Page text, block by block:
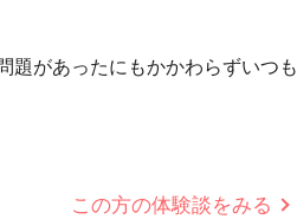
題があったにもかかわらずいつも
この方の体験談をみる